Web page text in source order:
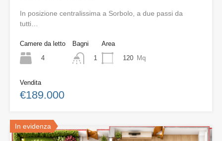
In posizione centralissima a Sorbolo, a due passi da
tutti…
Camere da letto
4
Bagni
1
Area
120 Mq
Vendita
€189.000
In evidenza